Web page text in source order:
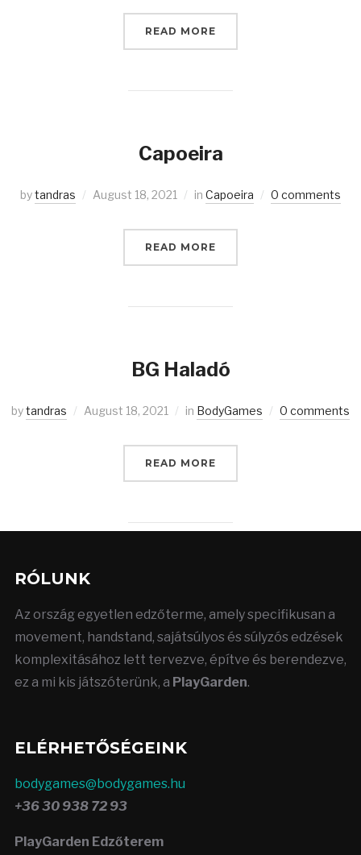
READ MORE
Capoeira
bytandras August 18, 2021 in Capoeira 0 comments
READ MORE
BG Haladó
bytandras August 18, 2021 in BodyGames 0 comments
READ MORE
RÓLUNK
Az ország egyetlen edzőterme, amely specifikusan a
movement, handstand, sajátsúlyos és súlyzós edzések
komplexitásához lett tervezve, építve és berendezve,
ez a mi kis játszóterünk, a PlayGarden.
ELÉRHETŐSÉGEINK
bodygames@bodygames.hu
+36 30 938 72 93
PlayGarden Edzőterem